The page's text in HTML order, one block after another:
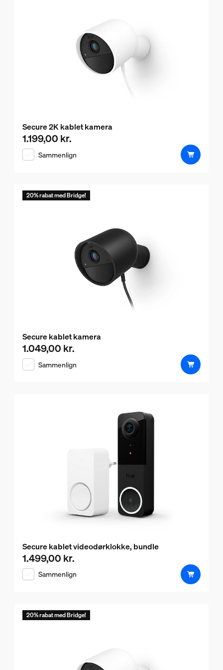
Secure 2K kablet kamera
Nuværende pris er 1.199,00 kr.
1.199,00 kr.
Sammenlign
20% rabat med Bridge!
Secure kablet kamera
Nuværende pris er 1.049,00 kr.
1.049,00 kr.
Sammenlign
Secure kablet videodørklokke, bundle
Nuværende pris er 1.499,00 kr.
1.499,00 kr.
Sammenlign
20% rabat med Bridge!